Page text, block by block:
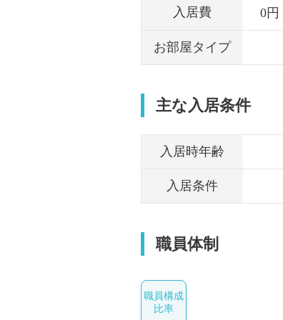
入居費 0円
お部屋タイプ
主な入居条件
入居時年齢
入居条件
職員体制
職員構成
比率